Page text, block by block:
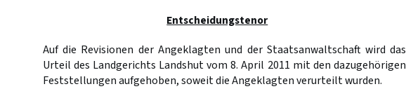
Entscheidungstenor
Auf die Revisionen der Angeklagten und der Staatsanwaltschaft wird das
Urteil des Landgerichts Landshut vom 8. April 2011 mit den dazugehörigen
Feststellungen aufgehoben, soweit die Angeklagten verurteilt wurden.